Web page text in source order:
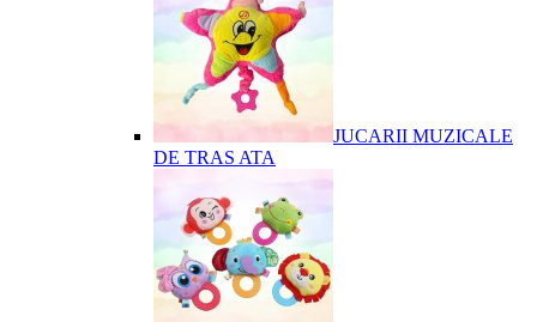
JUCARII MUZICALE
DE TRAS ATA